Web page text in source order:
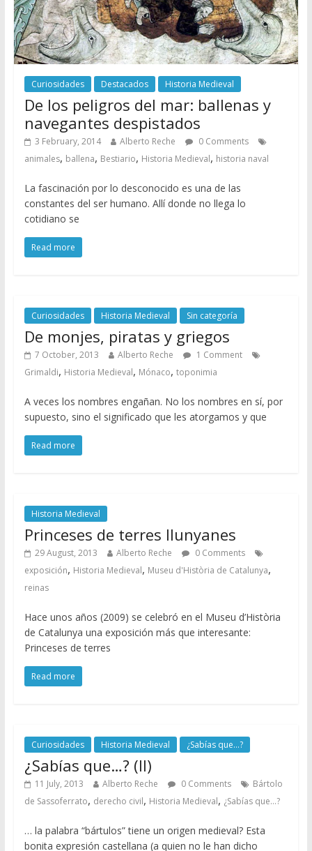
Curiosidades Destacados Historia Medieval
De los peligros del mar: ballenas y
navegantes despistados
3 February, 2014 Alberto Reche
0 Comments
animales, ballena, Bestiario, Historia Medieval, historia naval
La fascinación por lo desconocido es una de las
constantes del ser humano. Allí donde no llega lo
cotidiano se
Read more
Curiosidades Historia Medieval Sin categoría
De monjes, piratas y griegos
7 October, 2013 Alberto Reche
1 Comment
Grimaldi, Historia Medieval, Mónaco, toponimia
A veces los nombres engañan. No los nombres en sí, por
supuesto, sino el significado que les atorgamos y que
Read more
Historia Medieval
Princeses de terres llunyanes
29 August, 2013 Alberto Reche
0 Comments
exposición, Historia Medieval, Museu d'Història de Catalunya,
reinas
Hace unos años (2009) se celebró en el Museu d’Història
de Catalunya una exposición más que interesante:
Princeses de terres
Read more
Curiosidades Historia Medieval ¿Sabías que...?
¿Sabías que…? (II)
11 July, 2013 Alberto Reche 0 Comments
Bártolo
de Sassoferrato, derecho civil, Historia Medieval, ¿Sabías que...?
… la palabra “bártulos” tiene un origen medieval? Esta
bonita expresión castellana (a quien no le han dicho